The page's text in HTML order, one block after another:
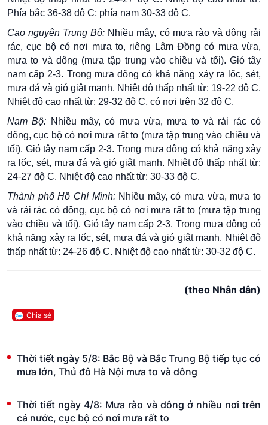
Phía bắc 36-38 độ C; phía nam 30-33 độ C.
Cao nguyên Trung Bộ: Nhiều mây, có mưa rào và dông rải
rác, cục bộ có nơi mưa to, riêng Lâm Đồng có mưa vừa,
mưa to và dông (mưa tập trung vào chiều và tối). Gió tây
nam cấp 2-3. Trong mưa dông có khả năng xảy ra lốc, sét,
mưa đá và gió giật mạnh. Nhiệt độ thấp nhất từ: 19-22 độ C.
Nhiệt độ cao nhất từ: 29-32 độ C, có nơi trên 32 độ C.
Nam Bộ: Nhiều mây, có mưa vừa, mưa to và rải rác có
dông, cục bộ có nơi mưa rất to (mưa tập trung vào chiều và
tối). Gió tây nam cấp 2-3. Trong mưa dông có khả năng xảy
ra lốc, sét, mưa đá và gió giật mạnh. Nhiệt độ thấp nhất từ:
24-27 độ C. Nhiệt độ cao nhất từ: 30-33 độ C.
Thành phố Hồ Chí Minh:Nhiều mây, có mưa vừa, mưa to
và rải rác có dông, cục bộ có nơi mưa rất to (mưa tập trung
vào chiều và tối). Gió tây nam cấp 2-3. Trong mưa dông có
khả năng xảy ra lốc, sét, mưa đá và gió giật mạnh. Nhiệt độ
thấp nhất từ: 24-26 độ C. Nhiệt độ cao nhất từ: 30-32 độ C.
(theo Nhân dân)
Chia sẻ
Thời tiết ngày 5/8: Bắc Bộ và Bắc Trung Bộ tiếp tục có
mưa lớn, Thủ đô Hà Nội mưa to và dông
Thời tiết ngày 4/8: Mưa rào và dông ở nhiều nơi trên
cả nước, cục bộ có nơi mưa rất to